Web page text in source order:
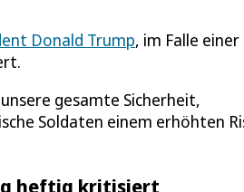
Donald Trump, im Falle einer
gesamte Sicherheit,
Soldaten einem erhöhten
heftig kritisiert